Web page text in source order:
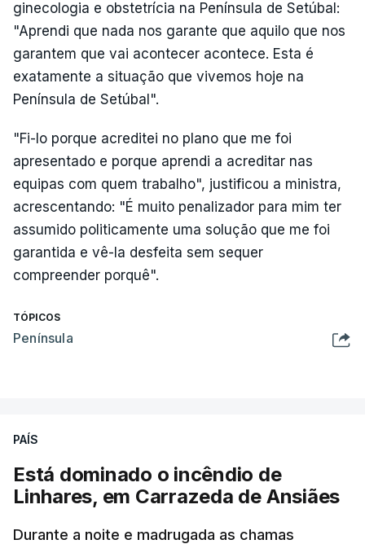
ginecologia e obstetrícia na Península de Setúbal:
"Aprendi que nada nos garante que aquilo que nos
garantem que vai acontecer acontece. Esta é
exatamente a situação que vivemos hoje na
Península de Setúbal".
"Fi-lo porque acreditei no plano que me foi
apresentado e porque aprendi a acreditar nas
equipas com quem trabalho", justificou a ministra,
acrescentando: "É muito penalizador para mim ter
assumido politicamente uma solução que me foi
garantida e vê-la desfeita sem sequer
compreender porquê".
TÓPICOS
Península
PAÍS
Está dominado o incêndio de
Linhares, em Carrazeda de Ansiães
Durante a noite e madrugada as chamas